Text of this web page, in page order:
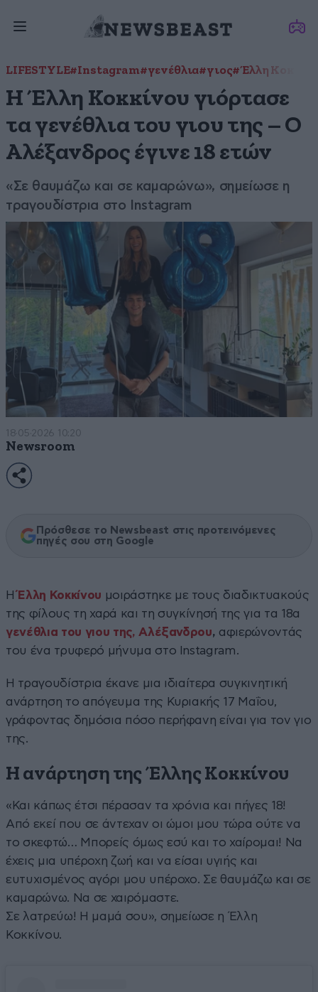
LIFESTYLE#Instagram#γενέθλια#γιος#Έλλη
Η Έλλη Κοκκίνου γιόρτασε
τα γενέθλια του γιου της – Ο
Αλέξανδρος έγινε 18 ετών
«Σε θαυμάζω και σε καμαρώνω», σημείωσε η
τραγουδίστρια στο Instagram
18·05·2026 10:20
Newsroom
Πρόσθεσε το Newsbeast στις προτεινόμενες
πηγές σου στη Google
ΗΈλλη Κοκκίνου μοιράστηκε με τους διαδικτυακούς
της φίλους τη χαρά και τη συγκίνησή της για τα 18α
γενέθλια του γιου της, Αλέξανδρου, αφιερώνοντάς
του ένα τρυφερό μήνυμα στο Instagram.
Η τραγουδίστρια έκανε μια ιδιαίτερα συγκινητική
ανάρτηση το απόγευμα της Κυριακής 17 Μαΐου,
γράφοντας δημόσια πόσο περήφανη είναι για τον γιο
της.
Η ανάρτηση της Έλλης Κοκκίνου
«Και κάπως έτσι πέρασαν τα χρόνια και πήγες 18!
Από εκεί που σε άντεχαν οι ώμοι μου τώρα ούτε να
το σκεφτώ… Μπορείς όμως εσύ και το χαίρομαι! Να
έχεις μια υπέροχη ζωή και να είσαι υγιής και
ευτυχισμένος αγόρι μου υπέροχο. Σε θαυμάζω και σε
καμαρώνω. Να σε χαιρόμαστε.
Σε λατρεύω! Η μαμά σου», σημείωσε η Έλλη
Κοκκίνου.